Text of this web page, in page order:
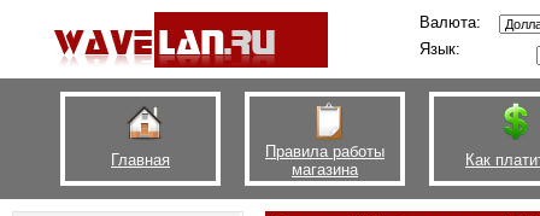
Валюта:
Язык:
Главная
Правила работы
магазина
Как